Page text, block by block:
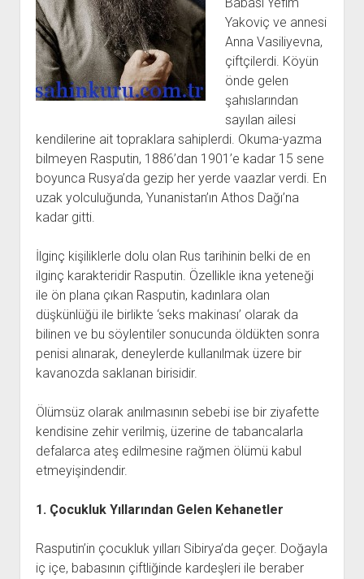
Yakoviç ve annesi
Anna Vasiliyevna,
çiftçilerdi. Köyün
önde gelen
şahıslarından
sayılan ailesi
kendilerine ait topraklara sahiplerdi. Okuma-yazma
bilmeyen Rasputin, 1886’dan 1901’e kadar 15 sene
boyunca Rusya’da gezip her yerde vaazlar verdi. En
uzak yolculuğunda, Yunanistan’ın Athos Dağı’na
kadar gitti.
İlginç kişiliklerle dolu olan Rus tarihinin belki de en
ilginç karakteridir Rasputin. Özellikle ikna yeteneği
ile ön plana çıkan Rasputin, kadınlara olan
düşkünlüğü ile birlikte ‘seks makinası’ olarak da
bilinen ve bu söylentiler sonucunda öldükten sonra
penisi alınarak, deneylerde kullanılmak üzere bir
kavanozda saklanan birisidir.
Ölümsüz olarak anılmasının sebebi ise bir ziyafette
kendisine zehir verilmiş, üzerine de tabancalarla
defalarca ateş edilmesine rağmen ölümü kabul
etmeyişindendir.
1. Çocukluk Yıllarından Gelen Kehanetler
Rasputin’in çocukluk yılları Sibirya’da geçer. Doğayla
iç içe, babasının çiftliğinde kardeşleri ile beraber